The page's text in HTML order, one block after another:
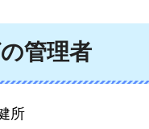
の管理者
所